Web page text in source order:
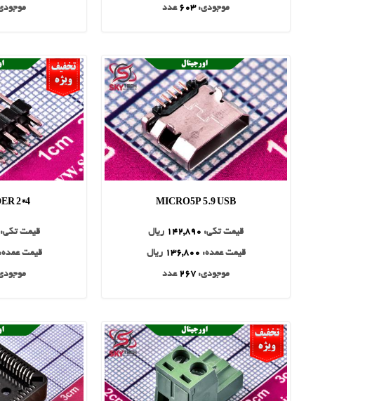
موجودی:603 عدد
MICRO5P 5.9 USB
قیمت تکی: 142,890 ریال
قیمت عمده: 136,800 ریال
موجودی: 267 عدد
4*2 PIN HEADER
قیمت تکی:
قیمت عمده: